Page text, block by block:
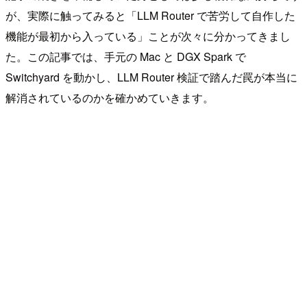
が、実際に触ってみると「LLM Router で苦労して自作した
機能が最初から入っている」ことが次々に分かってきまし
た。この記事では、手元の Mac と DGX Spark で
Switchyard を動かし、LLM Router 検証で踏んだ罠が本当に
解消されているのかを確かめていきます。